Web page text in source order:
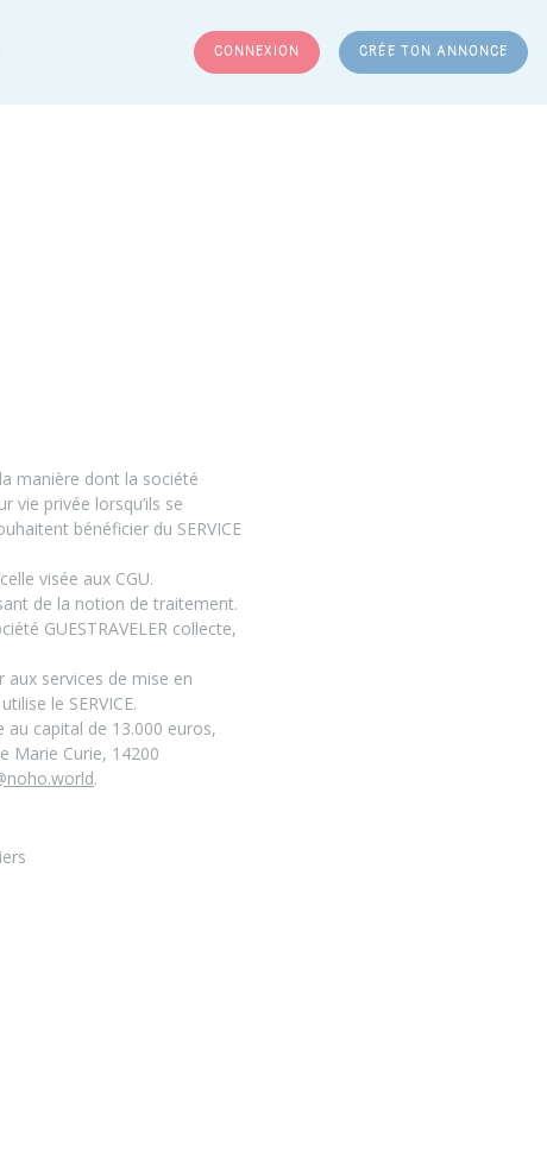
CONNEXION CRÉE TON ANNONCE
manière dont la société
vie privée lorsqu’ils se
bénéficier du SERVICE
visée aux CGU.
de la notion de traitement.
GUESTRAVELER collecte,
aux services de mise en
le SERVICE.
au capital de 13.000 euros,
Marie Curie, 14200
.